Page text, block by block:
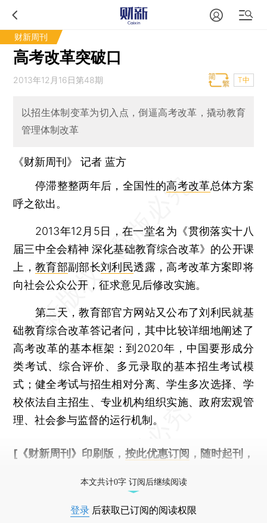
财新周刊
高考改革突破口
2013年12月16日第48期 T中
以招生体制变革为切入点，倒逼高考改革，撬动教育
管理体制改革
《财新周刊》 记者蓝方
停滞整整两年后，全国性的高考改革总体方案
呼之欲出。
2013年12月5日，在一堂名为《贯彻落实十八
届三中全会精神 深化基础教育综合改革》的公开课
上，教育部副部长刘利民透露，高考改革方案即将
向社会公众公开，征求意见后修改实施。
第二天，教育部官方网站又公布了刘利民就基
础教育综合改革答记者问，其中比较详细地阐述了
高考改革的基本框架：到2020年，中国要形成分
类考试、综合评价、多元录取的基本招生考试模
式；健全考试与招生相对分离、学生多次选择、学
校依法自主招生、专业机构组织实施、政府宏观管
理、社会参与监督的运行机制。
[《财新周刊》印刷版， 按此优惠订阅 ，随时起刊，
本文共计0字 订阅后继续阅读
登录 后获取已订阅的阅读权限